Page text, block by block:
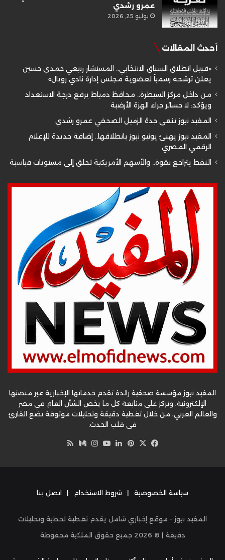
عمرو رشدي
يوليو 25, 2026
أحدث المقالات
«قبيل انطلاق السباق الانتخابي.. المستشار ربيعي حمدي حسين
يعلن ترشحه رسمياً لعضوية مجلس إدارة نادي رويال»
من داخل مركز السيطرة.. محافظ دمياط يرفع درجة الاستعداد
ويؤكد: لا خسائر جراء الهزة الأرضية
المفيد نيوز تنعى جدة الزميل الصحفي عمرو رشدي
المفيد نيوز يهنئ يونيو نيوز بانطلاقها.. إضافة جديدة للإعلام
الرقمي المصري
النفط يتراجع بقوة.. والأسهم الأمريكية تحلق إلى مستويات قياسية
المفيد نيوز مؤسسة صحفية رائدة تقدم خدماتها الإخبارية عبر منصتها
الإلكترونية، وتركز على متابعة كل ما يخص الشأن العام في مصر
والعالم العربي، من خلال تغطية دقيقة وتحليلات موثوقة تضع القارئ
في قلب الحدث.
فيسبوك
‫X بينتيريست
لينكدإن‫YouTube
انستقرام
وسط
سياسة الخصوصية | شروط الاستخدام | اتصل بنا
المفيد نيوز – موقع إخباري شامل يقدم تغطية لحظية وتحليلات
دقيقة | © 2026 جميع حقوق الملكية محفوظة